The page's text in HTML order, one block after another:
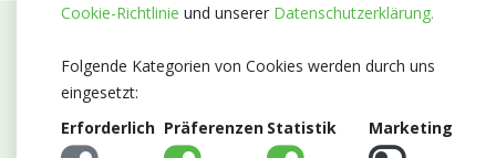
Abonnieren Sie unseren Newsletter
Bleiben Sie auf dem Laufenden mit Neuigkeiten und
Entwicklungen von Blumengroßhandel Heyl
Cookie-Richtlinie und unserer Datenschutzerklärung.
Folgende Kategorien von Cookies werden durch uns
eingesetzt:
Erforderlich Präferenzen Statistik Marketing